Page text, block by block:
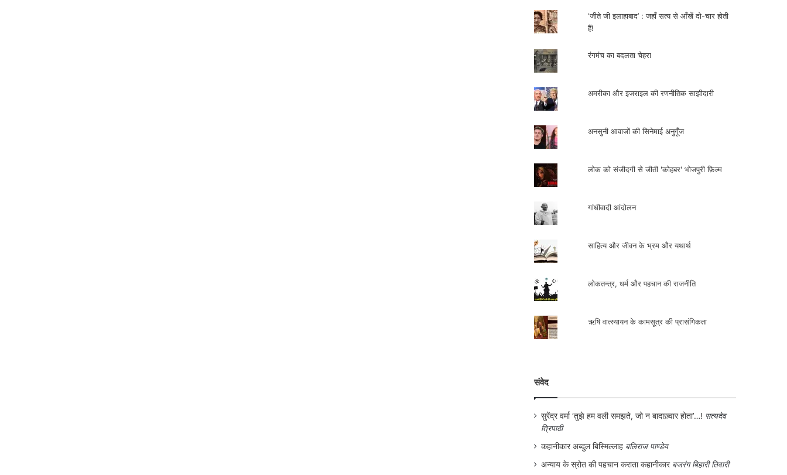
‘जीते जी इलाहाबाद’ : जहाँ सत्य से आँखें दो-चार होती
हैं!
रंगमंच का बदलता चेहरा
अमरीका और इजराइल की रणनीतिक साझीदारी
अनसुनी आवाजों की सिनेमाई अनुगूँज
लोक को संजीदगी से जीती 'कोहबर' भोजपुरी फ़िल्म
गांधीवादी आंदोलन
साहित्य और जीवन के भ्रम और यथार्थ
लोकतन्त्र, धर्म और पहचान की राजनीति
ऋषि वात्स्यायन के कामसूत्र की प्रासंगिकता
संवेद
सुरेंद्र वर्मा ‘तुझे हम वली समझते, जो न बादाख़्वार होता’…! सत्यदेव
त्रिपाठी
कहानीकार अब्दुल बिस्मिल्लाह बलिराज पाण्डेय
अन्याय के स्रोत की पहचान कराता कहानीकार बजरंग बिहारी तिवारी